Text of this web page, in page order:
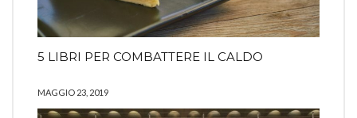
5 LIBRI PER COMBATTERE IL CALDO
MAGGIO 23, 2019